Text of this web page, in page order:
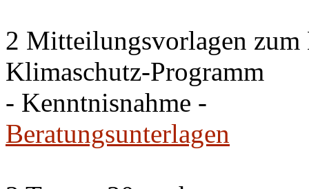
2 Mitteilungsvorlagen zum
Klimaschutz-Programm
- Kenntnisnahme -
Beratungsunterlagen